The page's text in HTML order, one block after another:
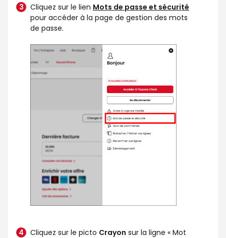
Cliquez sur le lien Mots de passe et sécurité
pour accéder à la page de gestion des mots
de passe.
Cliquez sur le picto Crayon sur la ligne « Mot